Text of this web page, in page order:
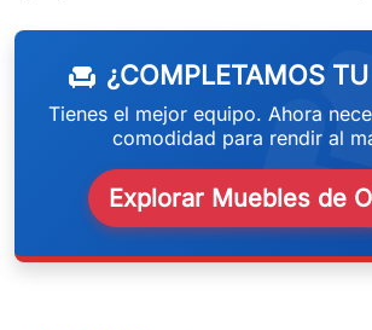
chair ¿COMPLETAMOS
Tienes el mejor equipo. Ahora
comodidad para rendir al
Explorar Muebles de